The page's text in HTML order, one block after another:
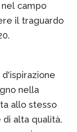
campo
il traguardo
nella
allo stesso
alta qualità.